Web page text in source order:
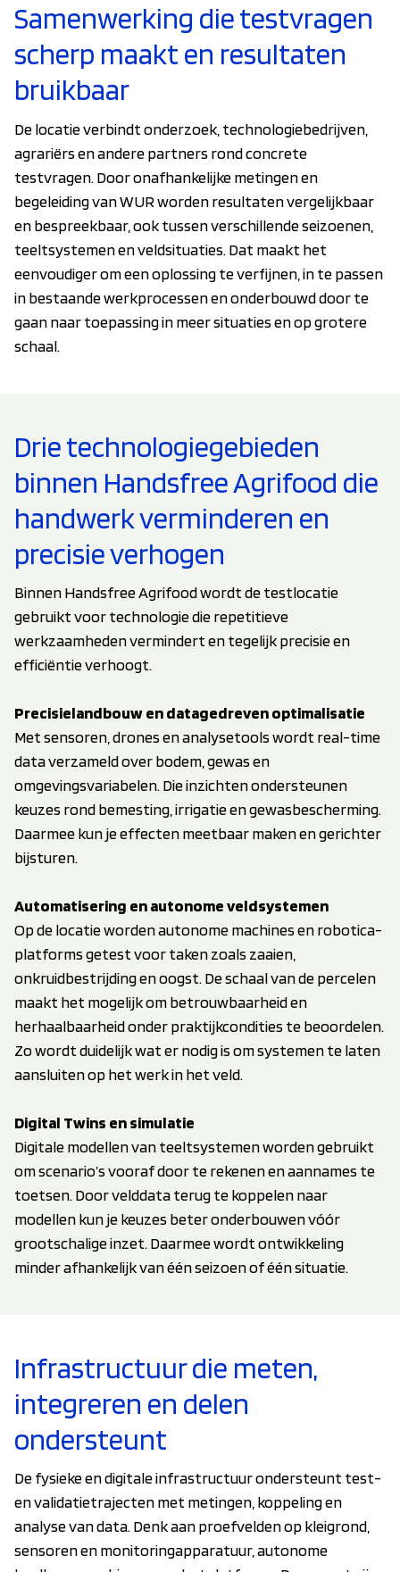
Samenwerking die testvragen
scherp maakt en resultaten
bruikbaar
De locatie verbindt onderzoek, technologiebedrijven,
agrariërs en andere partners rond concrete
testvragen. Door onafhankelijke metingen en
begeleiding van WUR worden resultaten vergelijkbaar
en bespreekbaar, ook tussen verschillende seizoenen,
teeltsystemen en veldsituaties. Dat maakt het
eenvoudiger om een oplossing te verfijnen, in te passen
in bestaande werkprocessen en onderbouwd door te
gaan naar toepassing in meer situaties en op grotere
schaal.
Drie technologiegebieden
binnen Handsfree Agrifood die
handwerk verminderen en
precisie verhogen
Binnen Handsfree Agrifood wordt de testlocatie
gebruikt voor technologie die repetitieve
werkzaamheden vermindert en tegelijk precisie en
efficiëntie verhoogt.
Precisielandbouw en datagedreven optimalisatie
Met sensoren, drones en analysetools wordt real-time
data verzameld over bodem, gewas en
omgevingsvariabelen. Die inzichten ondersteunen
keuzes rond bemesting, irrigatie en gewasbescherming.
Daarmee kun je effecten meetbaar maken en gerichter
bijsturen.
Automatisering en autonome veldsystemen
Op de locatie worden autonome machines en robotica-
platforms getest voor taken zoals zaaien,
onkruidbestrijding en oogst. De schaal van de percelen
maakt het mogelijk om betrouwbaarheid en
herhaalbaarheid onder praktijkcondities te beoordelen.
Zo wordt duidelijk wat er nodig is om systemen te laten
aansluiten op het werk in het veld.
Digital Twins en simulatie
Digitale modellen van teeltsystemen worden gebruikt
om scenario’s vooraf door te rekenen en aannames te
toetsen. Door velddata terug te koppelen naar
modellen kun je keuzes beter onderbouwen vóór
grootschalige inzet. Daarmee wordt ontwikkeling
minder afhankelijk van één seizoen of één situatie.
Infrastructuur die meten,
integreren en delen
ondersteunt
De fysieke en digitale infrastructuur ondersteunt test-
en validatietrajecten met metingen, koppeling en
analyse van data. Denk aan proefvelden op kleigrond,
sensoren en monitoringapparatuur, autonome